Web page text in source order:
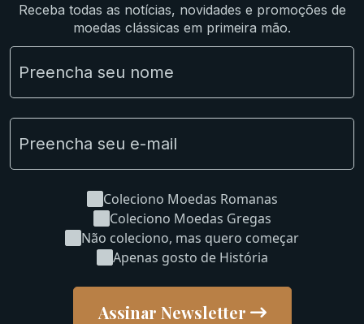
Lotes Grandes
Material Numismático
NGC e NNC Encapsuladas
Novidades
Receba todas as notícias, novidades e promoções de
moedas clássicas em primeira mão.
Coleciono Moedas Romanas
Coleciono Moedas Gregas
Não coleciono, mas quero começar
Apenas gosto de História
Assinar Newsletter